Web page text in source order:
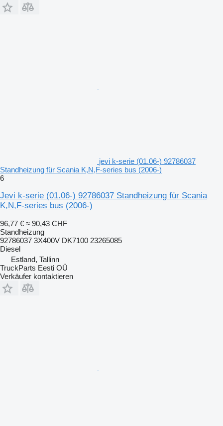
jevi k-serie (01.06-) 92786037
Standheizung für Scania K,N,F-series bus (2006-)
6
Jevi k-serie (01.06-) 92786037 Standheizung für Scania
K,N,F-series bus (2006-)
96,77 € ≈ 90,43 CHF
Standheizung
92786037 3X400V DK7100 23265085
Diesel
Estland, Tallinn
TruckParts Eesti OÜ
Verkäufer kontaktieren